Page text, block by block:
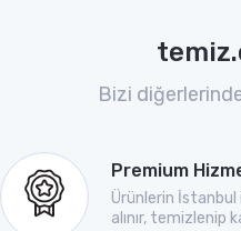
Bizi
Premium
Ürünlerin İstanbul
alınır, temizlenip